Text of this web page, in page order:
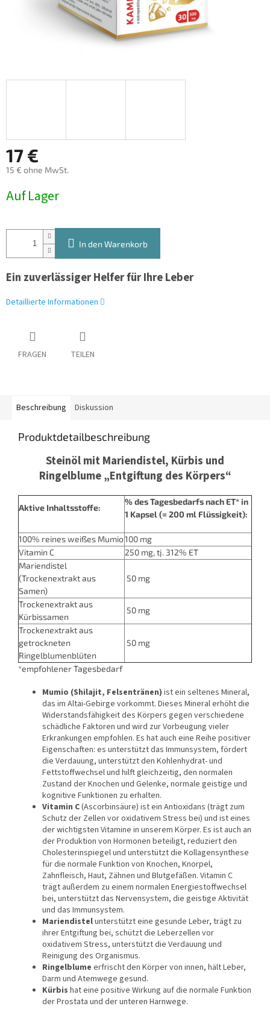
17 €
15 € ohne MwSt.
Auf Lager
In den Warenkorb
Ein zuverlässiger Helfer für Ihre Leber
Detaillierte Informationen
FRAGEN TEILEN
Beschreibung Diskussion
Produktdetailbeschreibung
Steinöl mit Mariendistel, Kürbis und
Ringelblume „Entgiftung des Körpers“
Aktive Inhaltsstoffe:
% des Tagesbedarfs nach ET* in
1 Kapsel (= 200 ml Flüssigkeit):
100% reines weißes Mumio100 mg
Vitamin C
250 mg, tj. 312% ET
Mariendistel
(Trockenextrakt aus
Samen)
50 mg
Trockenextrakt aus
Kürbissamen
50 mg
Trockenextrakt aus
getrockneten
Ringelblumenblüten
50 mg
*empfohlener Tagesbedarf
Mumio (Shilajit, Felsentränen) ist ein seltenes Mineral,
das im Altai-Gebirge vorkommt. Dieses Mineral erhöht die
Widerstandsfähigkeit des Körpers gegen verschiedene
schädliche Faktoren und wird zur Vorbeugung vieler
Erkrankungen empfohlen. Es hat auch eine Reihe positiver
Eigenschaften: es unterstützt das Immunsystem, fördert
die Verdauung, unterstützt den Kohlenhydrat- und
Fettstoffwechsel und hilft gleichzeitig, den normalen
Zustand der Knochen und Gelenke, normale geistige und
kognitive Funktionen zu erhalten.
Vitamin C(Ascorbinsäure) ist ein Antioxidans (trägt zum
Schutz der Zellen vor oxidativem Stress bei) und ist eines
der wichtigsten Vitamine in unserem Körper. Es ist auch an
der Produktion von Hormonen beteiligt, reduziert den
Cholesterinspiegel und unterstützt die Kollagensynthese
für die normale Funktion von Knochen, Knorpel,
Zahnfleisch, Haut, Zähnen und Blutgefäßen. Vitamin C
trägt außerdem zu einem normalen Energiestoffwechsel
bei, unterstützt das Nervensystem, die geistige Aktivität
und das Immunsystem.
Mariendistelunterstützt eine gesunde Leber, trägt zu
ihrer Entgiftung bei, schützt die Leberzellen vor
oxidativem Stress, unterstützt die Verdauung und
Reinigung des Organismus.
Ringelblume erfrischt den Körper von innen, hält Leber,
Darm und Atemwege gesund.
Kürbis hat eine positive Wirkung auf die normale Funktion
der Prostata und der unteren Harnwege.